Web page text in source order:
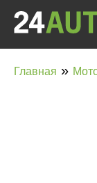
Главная »